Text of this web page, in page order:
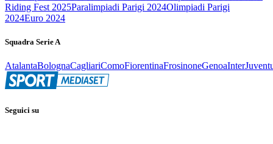
Riding Fest 2025Paralimpiadi Parigi 2024Olimpiadi Parigi
2024Euro 2024
Squadra Serie A
AtalantaBolognaCagliariComoFiorentinaFrosinoneGenoaInter
Seguici su